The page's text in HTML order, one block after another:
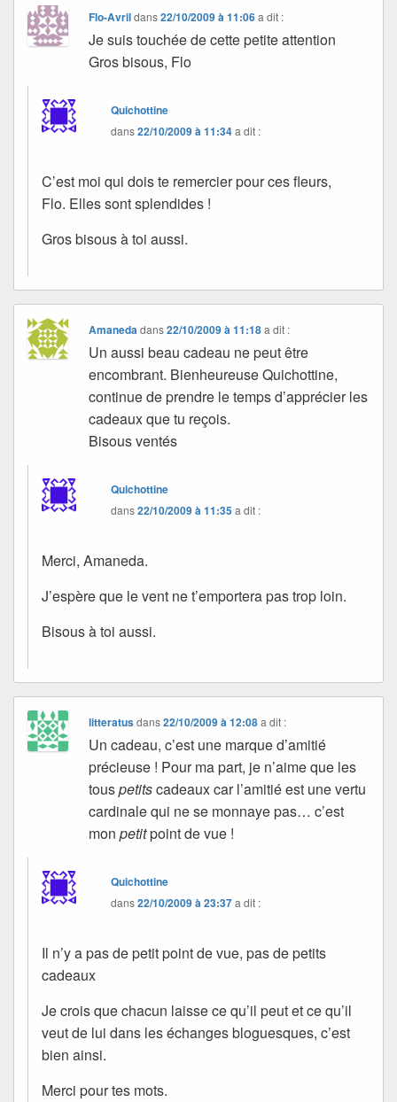
Flo-Avrildans22/10/2009 à 11:06 a dit :
Je suis touchée de cette petite attention
Gros bisous, Flo
Quichottine
dans22/10/2009 à 11:34a dit :
C’est moi qui dois te remercier pour ces fleurs,
Flo. Elles sont splendides !
Gros bisous à toi aussi.
Amanedadans22/10/2009 à 11:18 a dit :
Un aussi beau cadeau ne peut être
encombrant. Bienheureuse Quichottine,
continue de prendre le temps d’apprécier les
cadeaux que tu reçois.
Bisous ventés
Quichottine
dans22/10/2009 à 11:35a dit :
Merci, Amaneda.
J’espère que le vent ne t’emportera pas trop loin.
Bisous à toi aussi.
litteratusdans22/10/2009 à 12:08 a dit :
Un cadeau, c’est une marque d’amitié
précieuse ! Pour ma part, je n’aime que les
touspetitscadeaux car l’amitié est une vertu
cardinale qui ne se monnaye pas… c’est
monpetitpoint de vue !
Quichottine
dans22/10/2009 à 23:37a dit :
Il n’y a pas de petit point de vue, pas de petits
cadeaux
Je crois que chacun laisse ce qu’il peut et ce qu’il
veut de lui dans les échanges bloguesques, c’est
bien ainsi.
Merci pour tes mots.